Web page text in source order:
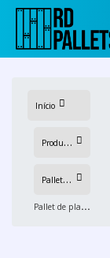
Início
P
rodutos
P
allets de plastico
P
allet de plastico para Frigorífico